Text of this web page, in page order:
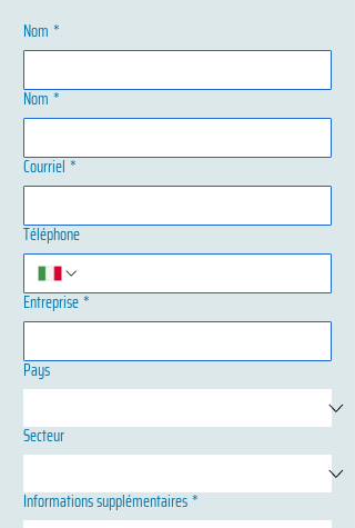
Nom *
Nom *
Courriel *
Téléphone
Entreprise*
Pays
Secteur
Informations supplémentaires*